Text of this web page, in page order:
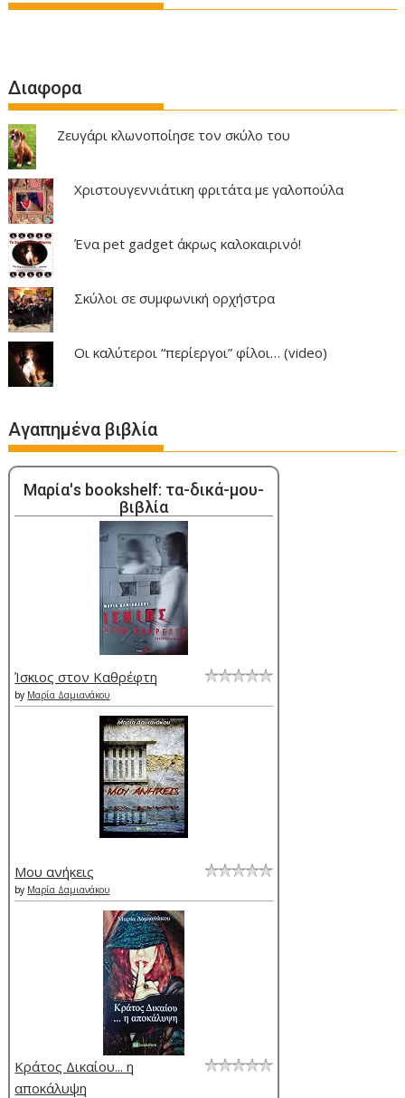
Διαφορα
Ζευγάρι κλωνοποίησε τον σκύλο του
Χριστουγεννιάτικη φριτάτα με γαλοπούλα
Ένα pet gadget άκρως καλοκαιρινό!
Σκύλοι σε συμφωνική ορχήστρα
Οι καλύτεροι “περίεργοι” φίλοι… (video)
Αγαπημένα βιβλία
Μαρία's bookshelf: τα-δικά-μου-
βιβλία
Ίσκιος στον Καθρέφτη
by Μαρία Δαμιανάκου
Μου ανήκεις
by Μαρία Δαμιανάκου
Κράτος Δικαίου... η
αποκάλυψη